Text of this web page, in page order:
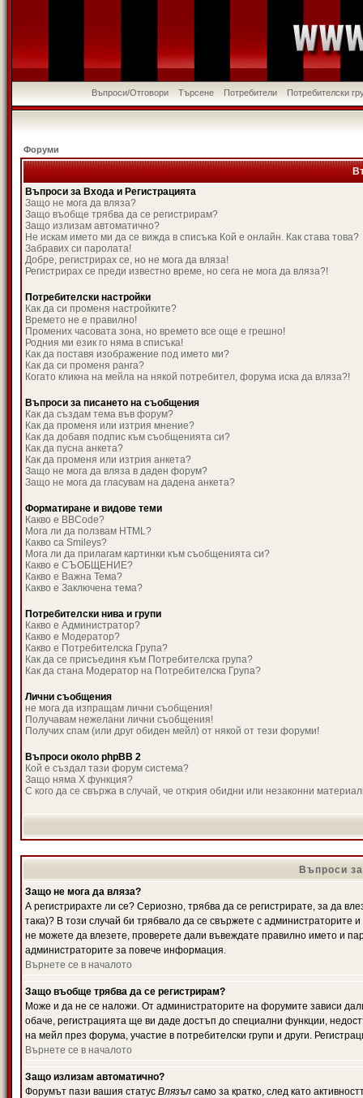
Въпроси/Отговори Търсене Потребители Потребителски
Форуми
Въпроси за Входа и Регистрацията
Защо не мога да вляза?
Защо въобще трябва да се регистрирам?
Защо излизам автоматично?
Не искам името ми да се вижда в списъка Кой е онлайн. Как става това?
Забравих си паролата!
Добре, регистрирах се, но не мога да вляза!
Регистрирах се преди известно време, но сега не мога да вляза?!
Потребителски настройки
Как да си променя настройките?
Времето не е правилно!
Промених часовата зона, но времето все още е грешно!
Родния ми език го няма в списъка!
Как да поставя изображение под името ми?
Как да си променя ранга?
Когато кликна на мейла на някой потребител, форума иска да вляза?!
Въпроси за писането на съобщения
Как да създам тема във форум?
Как да променя или изтрия мнение?
Как да добавя подпис към съобщенията си?
Как да пусна анкета?
Как да променя или изтрия анкета?
Защо не мога да вляза в даден форум?
Защо не мога да гласувам на дадена анкета?
Форматиране и видове теми
Какво е BBCode?
Мога ли да ползвам HTML?
Какво са Smileys?
Мога ли да прилагам картинки към съобщенията си?
Какво е СЪОБЩЕНИЕ?
Какво е Важна Тема?
Какво е Заключена тема?
Потребителски нива и групи
Какво е Администратор?
Какво е Модератор?
Какво е Потребителска Група?
Как да се присъединя към Потребителска група?
Как да стана Модератор на Потребителска Група?
Лични съобщения
не мога да изпращам лични съобщения!
Получавам нежелани лични съобщения!
Получих спам (или друг обиден мейл) от някой от тези форуми!
Въпроси около phpBB 2
Кой е създал тази форум система?
Защо няма X функция?
С кого да се свържа в случай, че открия обидни или незаконни
Въпроси
Защо не мога да вляза?
А регистрирахте ли се? Сериозно, трябва да се регистрирате, за да
така)? В този случай би трябвало да се свържете с администраторите
не можете да влезете, проверете дали въвеждате правилно името и
администраторите за повече информация.
Върнете се в началото
Защо въобще трябва да се регистрирам?
Може и да не се наложи. От администраторите на форумите зависи
обаче, регистрацията ще ви даде достъп до специални функции,
на мейл през форума, участие в потребителски групи и други.
Върнете се в началото
Защо излизам автоматично?
Форумът пази вашия статус Влязъл само за кратко, след като